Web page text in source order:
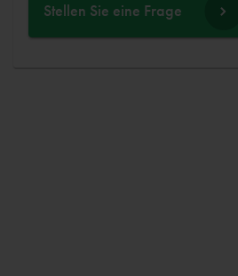
Stellen Sie eine Frage